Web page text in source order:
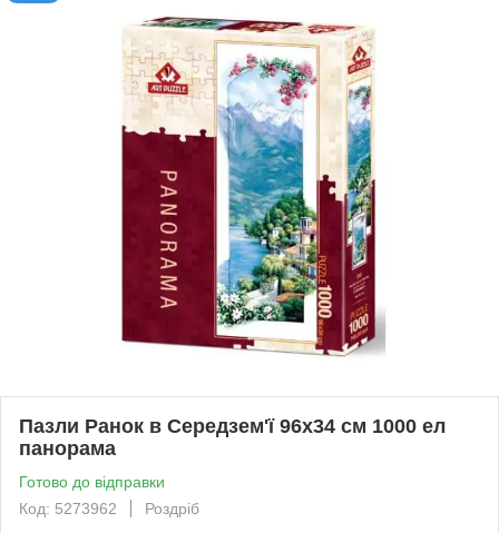
Пазли Ранок в Середзем'ї 96х34 см 1000 ел
панорама
Готово до відправки
Код: 5273962
Роздріб